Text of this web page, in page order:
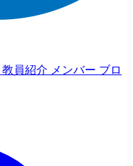
教員紹介 メンバー ブロ